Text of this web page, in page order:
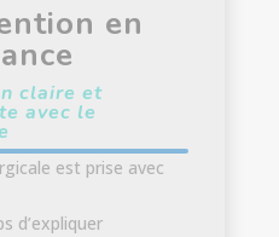
en
claire et
avec le
est prise avec
d’expliquer